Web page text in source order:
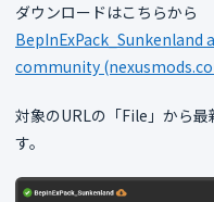
ダウンロードはこちらから
BepInExPack_Sunkenland
community
対象のURLの「File」から
す。